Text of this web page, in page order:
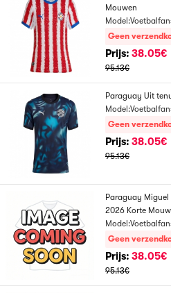
Mouwen
Geen
Prijs: 38.05€
95.13€
Paraguay Uit
Geen
Prijs: 38.05€
95.13€
Paraguay Miguel
2026 Korte
Geen
Prijs: 38.05€
95.13€